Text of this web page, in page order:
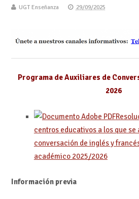
UGT Enseñanza 29/09/2025
Programa de Auxiliares de
2026
centros educativos a los que se
conversación de inglés y
académico 2025/2026
Información previa